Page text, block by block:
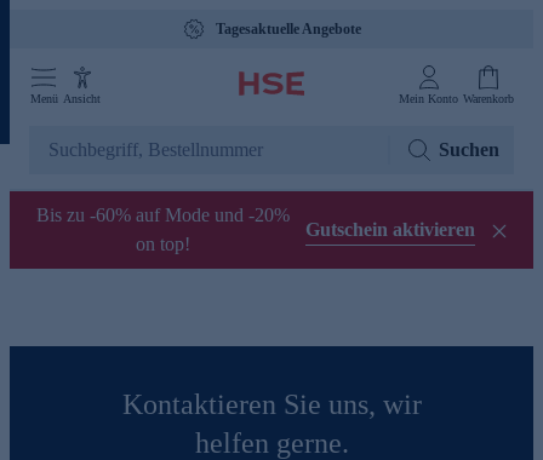
Tagesaktuelle Angebote
Menü Ansicht Mein Konto Warenkorb
Suchen
Bis zu -60% auf Mode und -20%
on top!
Gutschein aktivieren
Kontaktieren Sie uns, wir
helfen gerne.